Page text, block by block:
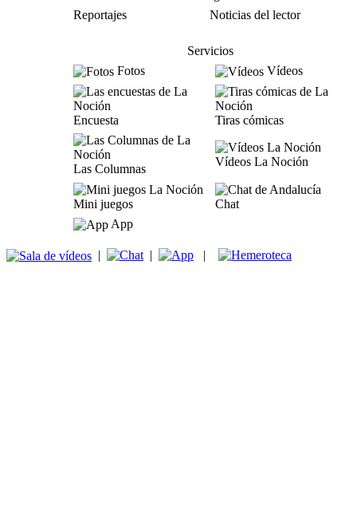
Reportajes
Noticias del lector
Servicios
Fotos
Vídeos
Encuesta Tiras cómicas
Las Columnas
Vídeos La Noción
Mini juegos
Chat
App
| | |